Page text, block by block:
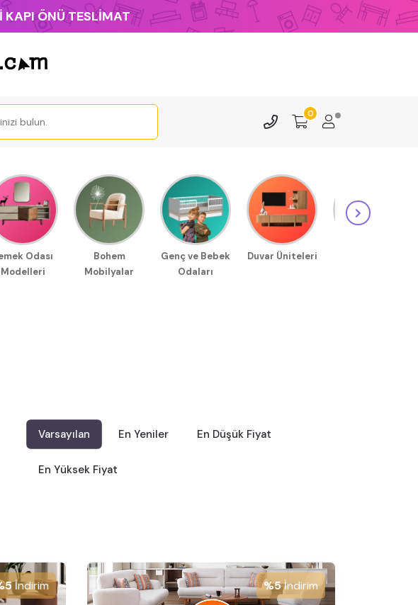
KAPI ÖNÜ TESLİMAT
0
Odası
Modelleri
Bohem
Mobilyalar
Genç ve Bebek
Odaları
Duvar Üniteleri
Varsayılan En Yeniler En Düşük Fiyat
En Yüksek Fiyat
İndirim %5İndirim